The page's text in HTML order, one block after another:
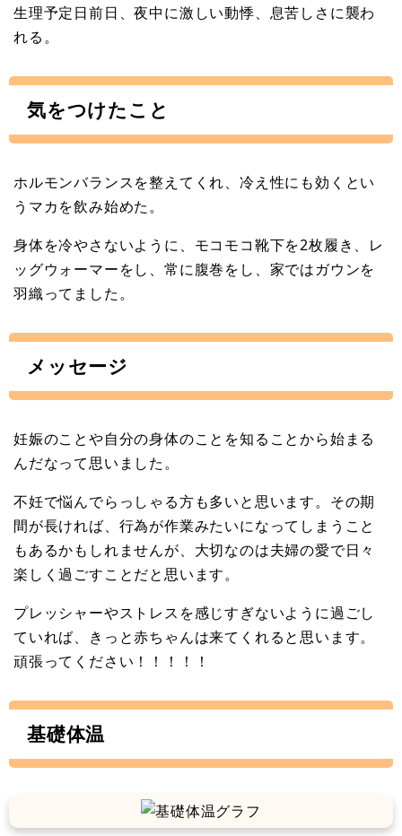
生理予定日前日、夜中に激しい動悸、息苦しさに襲わ
れる。
気をつけたこと
ホルモンバランスを整えてくれ、冷え性にも効くとい
うマカを飲み始めた。
身体を冷やさないように、モコモコ靴下を2枚履き、レ
ッグウォーマーをし、常に腹巻をし、家ではガウンを
羽織ってました。
メッセージ
妊娠のことや自分の身体のことを知ることから始まる
んだなって思いました。
不妊で悩んでらっしゃる方も多いと思います。その期
間が長ければ、行為が作業みたいになってしまうこと
もあるかもしれませんが、大切なのは夫婦の愛で日々
楽しく過ごすことだと思います。
プレッシャーやストレスを感じすぎないように過ごし
ていれば、きっと赤ちゃんは来てくれると思います。
頑張ってください！！！！！
基礎体温